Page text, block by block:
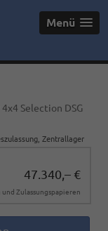
Menü
Selection DSG
, Zentrallager
47.340,– €
Zulassungspapieren